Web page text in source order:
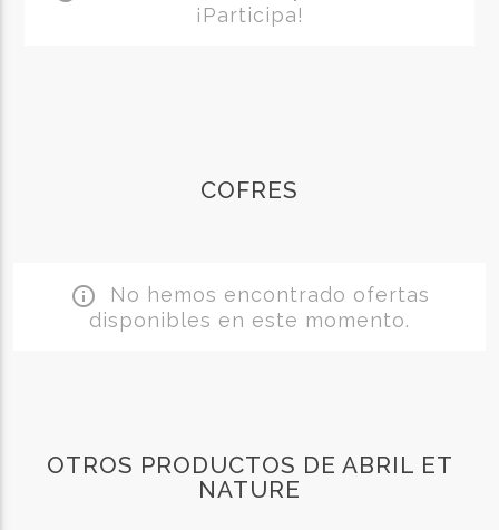
¡Participa!
COFRES
info_outline No hemos encontrado ofertas
disponibles en este momento.
OTROS PRODUCTOS DE ABRIL ET
NATURE